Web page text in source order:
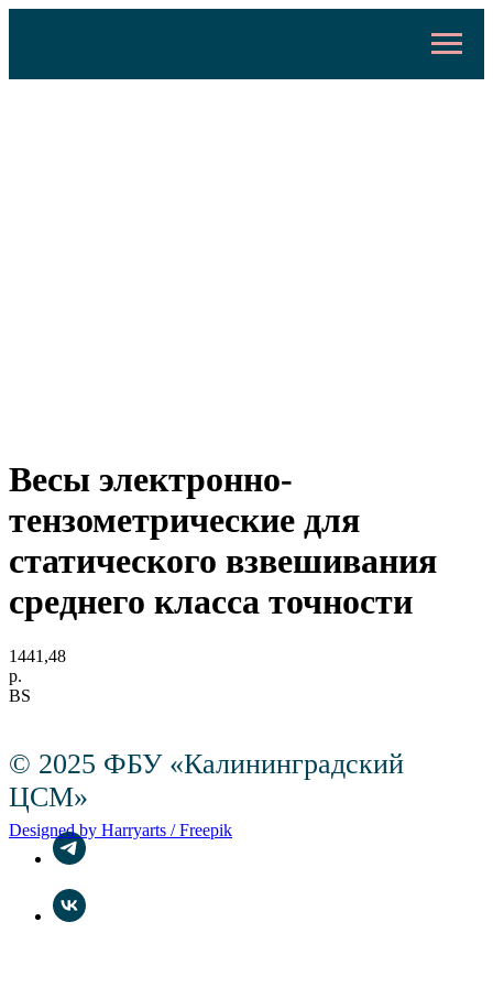
Весы электронно-
тензометрические для
статического взвешивания
среднего класса точности
1441,48
р.
BS
© 2025 ФБУ «Калининградский
ЦСМ»
Designed by Harryarts / Freepik